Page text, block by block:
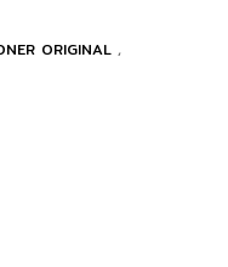
ORIGINAL ,